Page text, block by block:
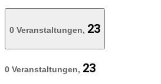
0 Veranstaltungen, 23
0 Veranstaltungen, 23